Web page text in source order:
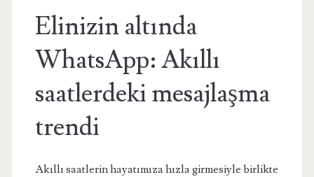
Elinizin altında
WhatsApp: Akıllı
saatlerdeki mesajlaşma
trendi
Akıllı saatlerin hayatımıza hızla girmesiyle birlikte